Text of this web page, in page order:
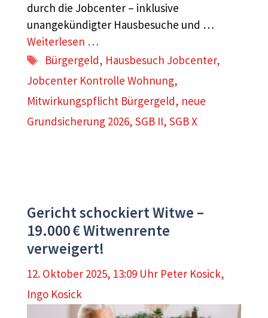
durch die Jobcenter – inklusive
unangekündigter Hausbesuche und …
Weiterlesen …
Schlagwörter
Bürgergeld, Hausbesuch Jobcenter,
Jobcenter Kontrolle Wohnung,
Mitwirkungspflicht Bürgergeld, neue
Grundsicherung 2026, SGB II, SGB X
Gericht schockiert Witwe –
19.000 € Witwenrente
verweigert!
12. Oktober 2025, 13:09 Uhr Peter Kosick,
Ingo Kosick